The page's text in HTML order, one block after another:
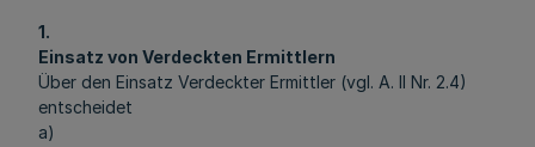
1.
Einsatz von Verdeckten Ermittlern
Über den Einsatz Verdeckter Ermittler (vgl. A. II Nr. 2.4)
entscheidet
a)